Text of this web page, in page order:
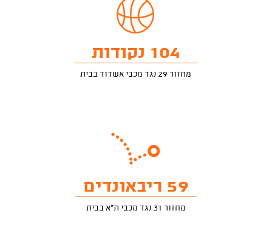
104 נקודות
מחזור 29 נגד מכבי אשדוד בבית
59 ריבאונדים
מחזור 31 נגד מכבי ת"א בבית